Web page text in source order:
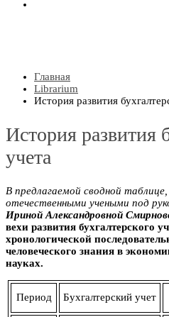
Главная
Librarium
История развития
История развития
учета
В предлагаемой сводной
отечественными учеными под
Ириной Aлександровной
вехи развития бухгалтерского
хронологической
человеческого знания в
науках.
Период Бухгалтерский учет